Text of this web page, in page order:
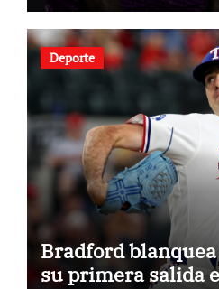
Deporte
Bradford
su primera salida